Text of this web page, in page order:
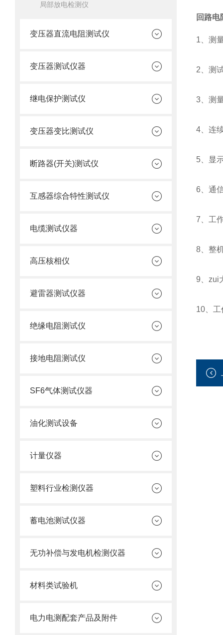
局部放电检测仪
变压器直流电阻测试仪
变压器测试仪器
继电保护测试仪
变压器变比测试仪
断路器(开关)测试仪
互感器综合特性测试仪
电缆测试仪器
高压核相仪
避雷器测试仪器
绝缘电阻测试仪
接地电阻测试仪
SF6气体测试仪器
油化测试设备
计量仪器
塑料行业检测仪器
蓄电池测试仪器
无功补偿与发电机检测仪器
材料类试验机
电力电测配套产品及附件
回路电
1 、测
2 、测
3 、测
4 、连
5 、显
6 、通
7 、工
8 、整
9 、
10 、